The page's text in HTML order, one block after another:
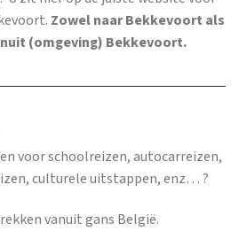
Zowel naar Bekkevoort als
(omgeving) Bekkevoort.
voor schoolreizen, autocarreizen,
culturele uitstappen, enz… ?
vanuit gans België.